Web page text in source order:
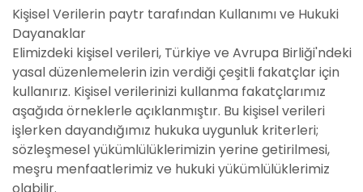
Kişisel Verilerin paytr tarafından Kullanımı ve Hukuki
Dayanaklar
Elimizdeki kişisel verileri, Türkiye ve Avrupa Birliği'ndeki
yasal düzenlemelerin izin verdiği çeşitli fakatçlar için
kullanırız. Kişisel verilerinizi kullanma fakatçlarımız
aşağıda örneklerle açıklanmıştır. Bu kişisel verileri
işlerken dayandığımız hukuka uygunluk kriterleri;
sözleşmesel yükümlülüklerimizin yerine getirilmesi,
meşru menfaatlerimiz ve hukuki yükümlülüklerimiz